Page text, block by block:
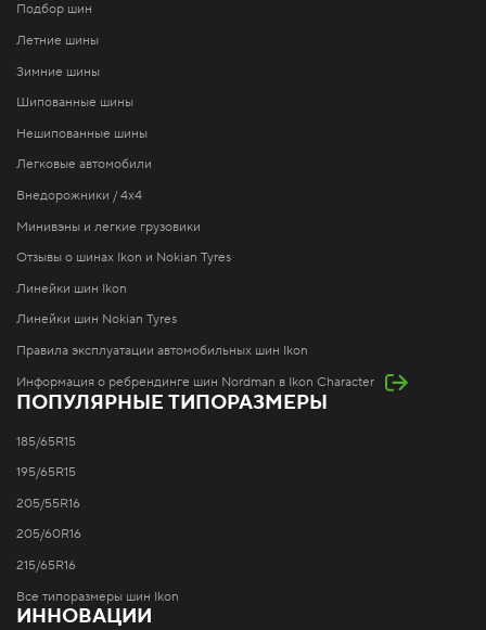
Подбор шин
Летние шины
Зимние шины
Шипованные шины
Нешипованные шины
Легковые автомобили
Внедорожники / 4x4
Минивэны и легкие грузовики
Отзывы о шинах Ikon и Nokian Tyres
Линейки шин Ikon
Линейки шин Nokian Tyres
Правила эксплуатации автомобильных шин Ikon
Информация о ребрендинге шин Nordman в Ikon Character
ПОПУЛЯРНЫЕ ТИПОРАЗМЕРЫ
185/65R15
195/65R15
205/55R16
205/60R16
215/65R16
Все типоразмеры шин Ikon
ИННОВАЦИИ